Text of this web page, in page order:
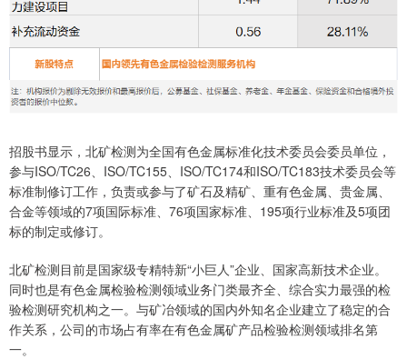
招股书显示，北矿检测为全国有色金属标准化技术委员会委员单位，
参与ISO/TC26、ISO/TC155、ISO/TC174和ISO/TC183技术委员会等
标准制修订工作，负责或参与了矿石及精矿、重有色金属、贵金属、
合金等领域的7项国际标准、76项国家标准、195项行业标准及5项团
标的制定或修订。
北矿检测目前是国家级专精特新“小巨人”企业、国家高新技术企业。
同时也是有色金属检验检测领域业务门类最齐全、综合实力最强的检
验检测研究机构之一。与矿冶领域的国内外知名企业建立了稳定的合
作关系，公司的市场占有率在有色金属矿产品检验检测领域排名第
一。